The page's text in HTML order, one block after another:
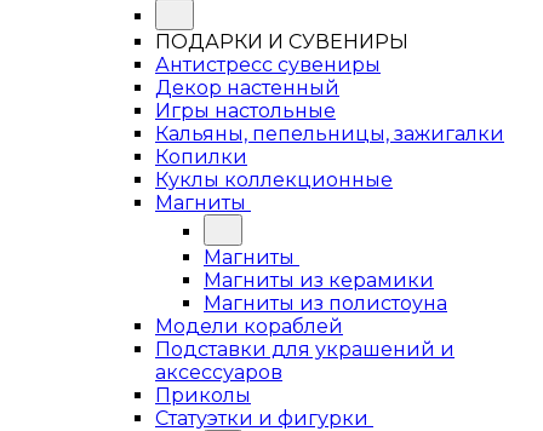
ПОДАРКИ И СУВЕНИРЫ
Антистресс сувениры
Декор настенный
Игры настольные
Кальяны, пепельницы, зажигалки
Копилки
Куклы коллекционные
Магниты
Магниты
Магниты из керамики
Магниты из полистоуна
Модели кораблей
Подставки для украшений и
аксессуаров
Приколы
Статуэтки и фигурки